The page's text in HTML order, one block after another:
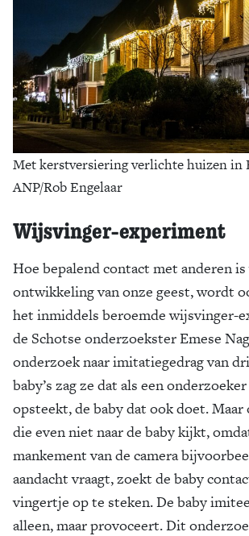
Met kerstversiering verlichte huizen in
ANP/Rob Engelaar
Wijsvinger-experiment
Hoe bepalend contact met anderen
ontwikkeling van onze geest, wordt
het inmiddels beroemde wijsvinger-
de Schotse onderzoekster Emese
onderzoek naar imitatiegedrag van
baby’s zag ze dat als een
opsteekt, de baby dat ook doet. Maar
die even niet naar de baby kijkt,
mankement van de camera
aandacht vraagt, zoekt de baby
vingertje op te steken. De baby
alleen, maar provoceert. Dit